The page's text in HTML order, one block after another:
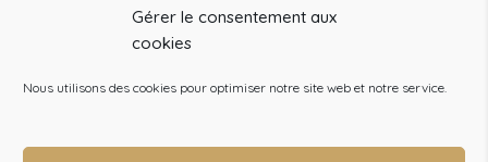
Gérer le consentement aux
cookies
Nous utilisons des cookies pour optimiser notre site web et notre service.
14 CHEMIN DE LA PINSONNIERE
info@vlceurope.com